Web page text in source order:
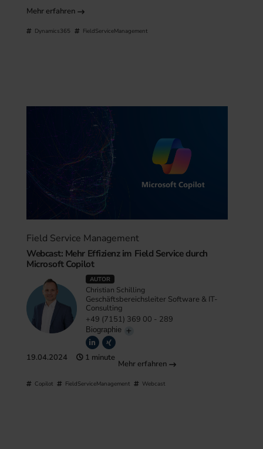
Mehr erfahren
Dynamics365 FieldServiceManagement
Field Service Management
Webcast: Mehr Effizienz im Field Service durch
Microsoft Copilot
AUTOR
Christian Schilling
Geschäftsbereichsleiter Software & IT-
Consulting
+49 (7151) 369 00 - 289
Biographie
19.04.2024 1 minute
Mehr erfahren
Copilot FieldServiceManagement Webcast